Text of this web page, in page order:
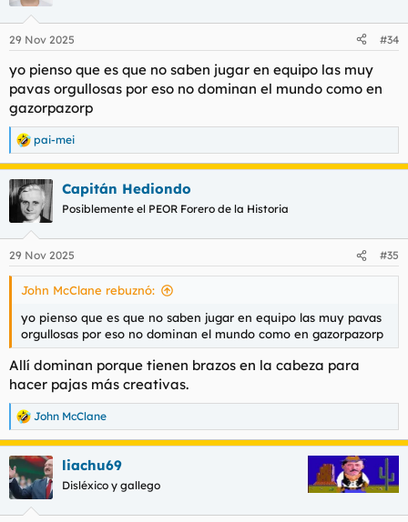
e
:
29 Nov 2025 #34
yo pienso que es que no saben jugar en equipo las muy
pavas orgullosas por eso no dominan el mundo como en
gazorpazorp
R
e
a
c
c
e
s
pai-mei
Capitán Hediondo
Posiblemente el PEOR Forero de la Historia
29 Nov 2025 #35
John McClane rebuznó:
yo pienso que es que no saben jugar en equipo las muy pavas
orgullosas por eso no dominan el mundo como en gazorpazorp
Allí dominan porque tienen brazos en la cabeza para
hacer pajas más creativas.
R
e
a
c
c
John McClane
liachu69
Disléxico y gallego